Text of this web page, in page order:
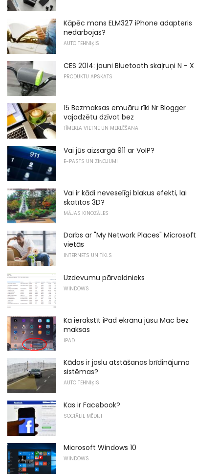
Kāpēc mans ELM327 iPhone adapteris
nedarbojas?
AUTO TEHNIĶIS
CES 2014: jauni Bluetooth skaļruņi N - X
PRODUKTU APSKATS
15 Bezmaksas emuāru rīki Nr Blogger
vajadzētu dzīvot bez
TĪMEKĻA VIETNE UN MEKLĒŠANA
Vai jūs aizsargā 911 ar VoIP?
E-PASTS UN ZIŅOJUMI
Vai ir kādi neveselīgi blakus efekti, lai
skatītos 3D?
MĀJAS KINOZĀLES
Darbs ar "My Network Places" Microsoft
vietās
INTERNETS UN TĪKLS
Uzdevumu pārvaldnieks
WINDOWS
Kā ierakstīt iPad ekrānu jūsu Mac bez
maksas
IPAD
Kādas ir joslu atstāšanas brīdinājuma
sistēmas?
AUTO TEHNIĶIS
Kas ir Facebook?
SOCIĀLIE MĒDIJI
Microsoft Windows 10
WINDOWS